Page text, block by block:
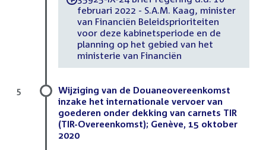
februari 2022 - S.A.M. Kaag, minister
van Financiën Beleidsprioriteiten
voor deze kabinetsperiode en de
planning op het gebied van het
ministerie van Financiën
Wijziging van de Douaneovereenkomst
inzake het internationale vervoer van
goederen onder dekking van carnets TIR
(TIR-Overeenkomst); Genève, 15 oktober
2020
5